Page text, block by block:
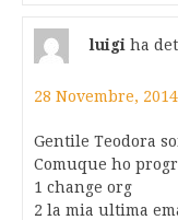
luigi ha
28 Novembre,
Gentile Teodora
Comuque ho
1 change org
2 la mia ultima